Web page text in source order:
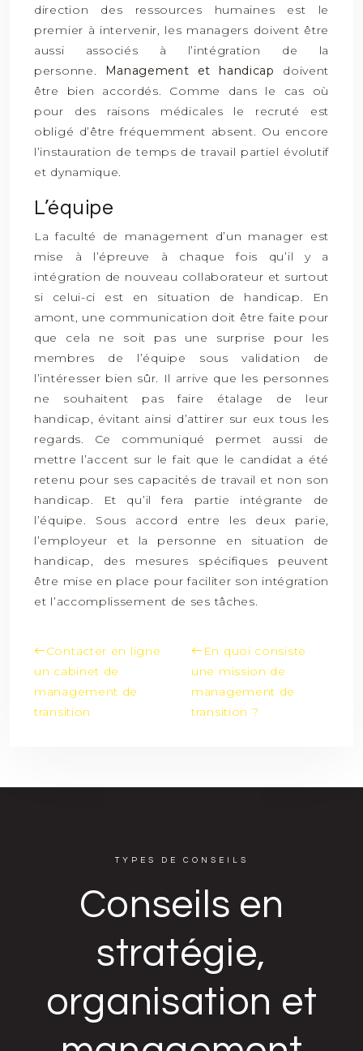
direction des ressources humaines est le
premier à intervenir, les managers doivent être
aussi associés à l’intégration de la
personne.
Management et handicap
doivent
être bien accordés. Comme dans le cas où
pour des raisons médicales le recruté est
obligé d’être fréquemment absent. Ou encore
l’instauration de temps de travail partiel évolutif
et dynamique.
L’équipe
La faculté de management d’un manager est
mise à l’épreuve à chaque fois qu’il y a
intégration de nouveau collaborateur et surtout
si celui-ci est en situation de handicap. En
amont, une communication doit être faite pour
que cela ne soit pas une surprise pour les
membres de l’équipe sous validation de
l’intéresser bien sûr. Il arrive que les personnes
ne souhaitent pas faire étalage de leur
handicap, évitant ainsi d’attirer sur eux tous les
regards. Ce communiqué permet aussi de
mettre l’accent sur le fait que le candidat a été
retenu pour ses capacités de travail et non son
handicap. Et qu’il fera partie intégrante de
l’équipe. Sous accord entre les deux parie,
l’employeur et la personne en situation de
handicap, des mesures spécifiques peuvent
être mise en place pour faciliter son intégration
et l’accomplissement de ses tâches.
Contacter en ligne
un cabinet de
management de
transition
En quoi consiste
une mission de
management de
transition ?
TYPES DE CONSEILS
Conseils en
stratégie,
organisation et